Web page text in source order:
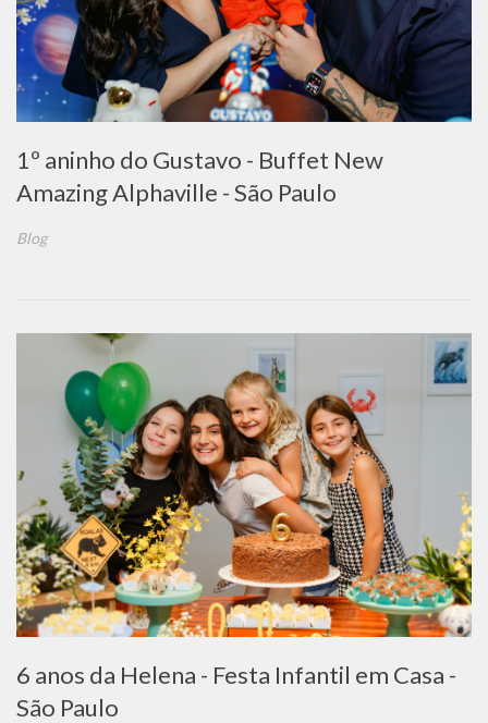
1º aninho do Gustavo - Buffet New
Amazing Alphaville - São Paulo
Blog
6 anos da Helena - Festa Infantil em Casa -
São Paulo